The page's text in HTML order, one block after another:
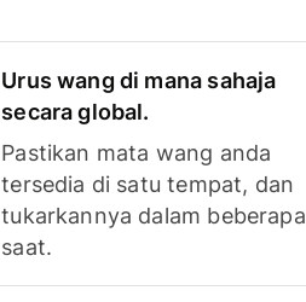
Urus wang di mana sahaja
secara global.
Pastikan mata wang anda
tersedia di satu tempat, dan
tukarkannya dalam beberapa
saat.